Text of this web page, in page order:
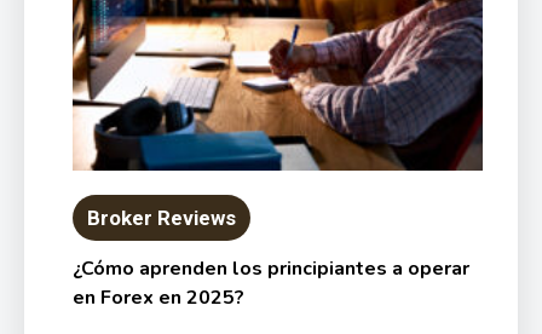
Broker Reviews
¿Cómo aprenden los principiantes a operar
en Forex en 2025?